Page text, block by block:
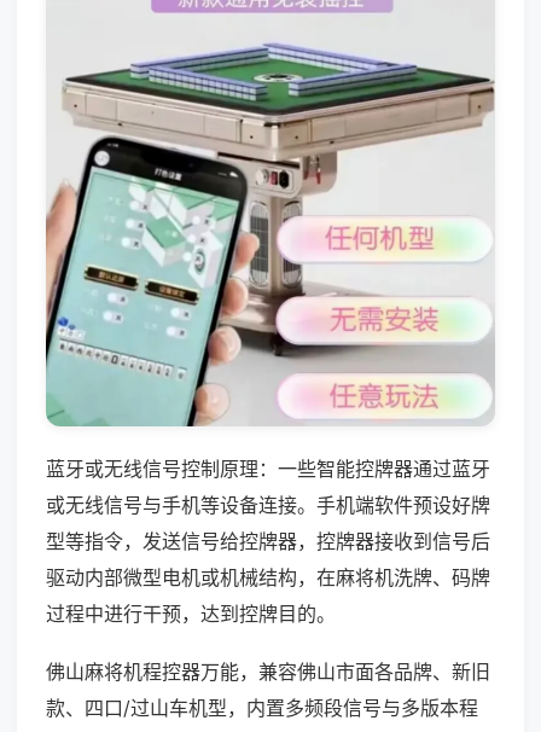
蓝牙或无线信号控制原理：一些智能控牌器通过蓝牙
或无线信号与手机等设备连接。手机端软件预设好牌
型等指令，发送信号给控牌器，控牌器接收到信号后
驱动内部微型电机或机械结构，在麻将机洗牌、码牌
过程中进行干预，达到控牌目的。
佛山麻将机程控器万能，兼容佛山市面各品牌、新旧
款、四口/过山车机型，内置多频段信号与多版本程